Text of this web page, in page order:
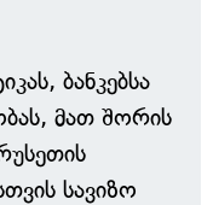
ბანკებსა
მათ შორის
სავიზო